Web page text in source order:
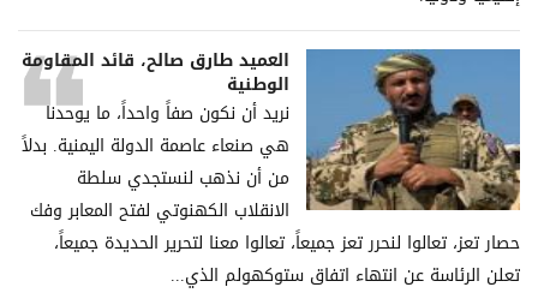
العميد طارق صالح، قائد المقاومة
الوطنية
نريد أن نكون صفاً واحداً، ما يوحدنا
هي صنعاء عاصمة الدولة اليمنية. بدلاً
من أن نذهب لنستجدي سلطة
الانقلاب الكهنوتي لفتح المعابر وفك
حصار تعز، تعالوا لنحرر تعز جميعاً، تعالوا معنا لتحرير الحديدة جميعاً،
تعلن الرئاسة عن انتهاء اتفاق ستوكهولم الذي...